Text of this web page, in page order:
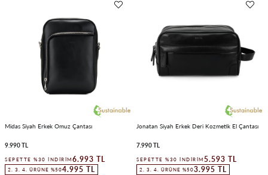
Midas Siyah Erkek Omuz Çantası
9.990 TL
SEPETTE %30 İNDIRIM 6.993 TL
2. 3. 4. ÜRÜNE %504.995 TL
Jonatan Siyah Erkek Deri Kozmetik El Çantası
7.990 TL
SEPETTE %30 İNDIRIM 5.593 TL
2. 3. 4. ÜRÜNE %503.995 TL